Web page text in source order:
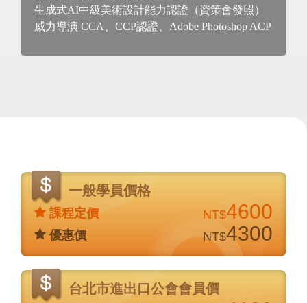
生成式AI中級美術設計能力認證（資策會發照）
威力導演 CCA、CCP認證、Adobe Photoshop ACP
價
說
一般學員價格
課程定價 NT$4600
優惠價 NT$4300
台北市進出口公會會員價